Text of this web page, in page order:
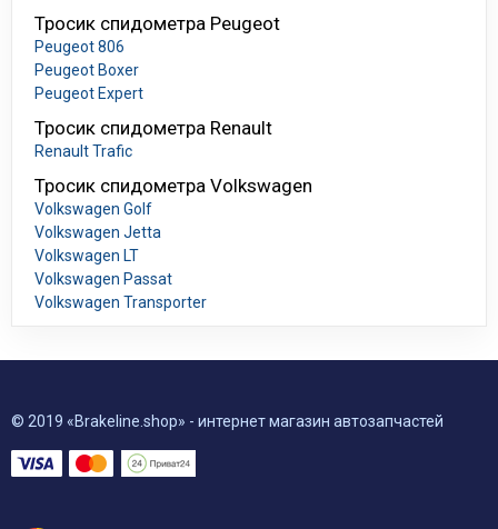
Тросик спидометра Peugeot
Peugeot 806
Peugeot Boxer
Peugeot Expert
Тросик спидометра Renault
Renault Trafic
Тросик спидометра Volkswagen
Volkswagen Golf
Volkswagen Jetta
Volkswagen LT
Volkswagen Passat
Volkswagen Transporter
© 2019 «Brakeline.shop» - интернет магазин автозапчастей